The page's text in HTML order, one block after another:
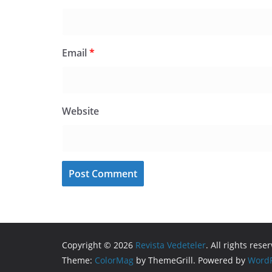
Email*
Website
Copyright © 2026 Revista Vedeteler. All rights
Theme: ColorMag by ThemeGrill. Powered by